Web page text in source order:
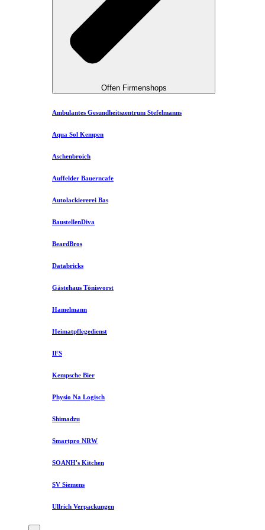
Offen Firmenshops
Ambulantes Gesundheitszentrum Stefelmanns
Aqua Sol Kempen
Aschenbroich
Auffelder Bauerncafe
Autolackiererei Bas
BaustellenDiva
BeardBros
Databricks
Gästehaus Tönisvorst
Hamelmann
Heimatpflegedienst
IFS
Kempsche Bier
Physio Na Logisch
Shimadzu
Smartpro NRW
SOANH's Kitchen
SV Siemens
Ullrich Verpackungen